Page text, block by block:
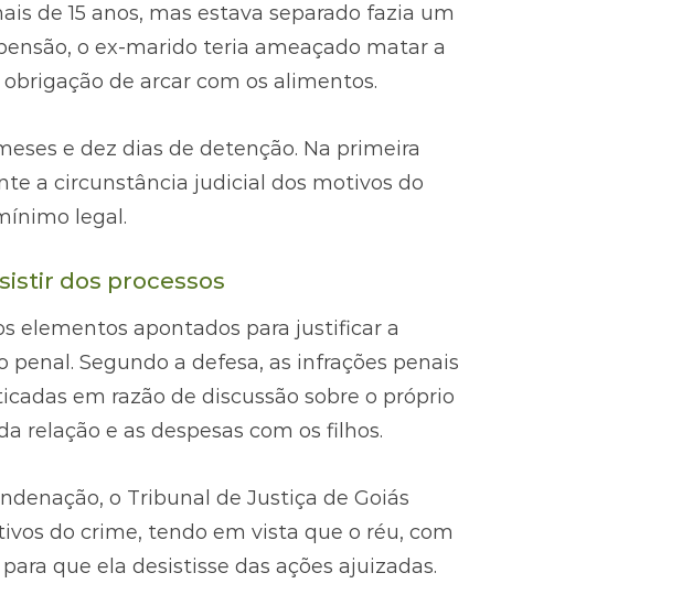
de 15 anos, mas estava separado fazia um
o ex-marido teria ameaçado matar a
de arcar com os alimentos.
e dez dias de detenção. Na primeira
a circunstância judicial dos motivos do
legal.
dos processos
elementos apontados para justificar a
Segundo a defesa, as infrações penais
em razão de discussão sobre o próprio
relação e as despesas com os filhos.
o Tribunal de Justiça de Goiás
do crime, tendo em vista que o réu, com
que ela desistisse das ações ajuizadas.